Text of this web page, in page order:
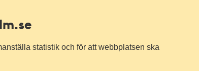
statistik och för att webbplatsen ska